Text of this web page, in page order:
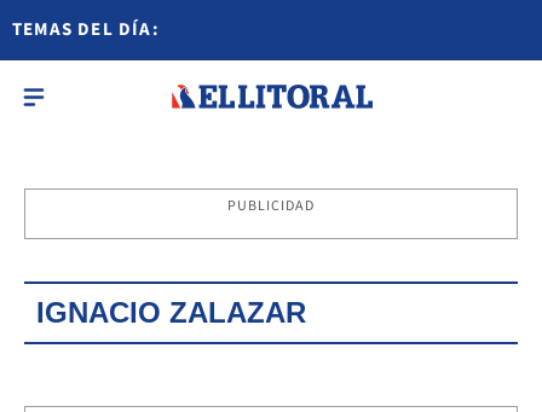
TEMAS DEL DÍA:
PUBLICIDAD
IGNACIO ZALAZAR